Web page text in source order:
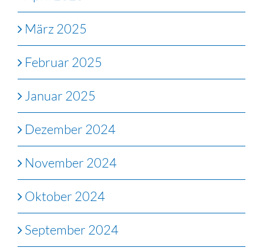
März 2025
Februar 2025
Januar 2025
Dezember 2024
November 2024
Oktober 2024
September 2024